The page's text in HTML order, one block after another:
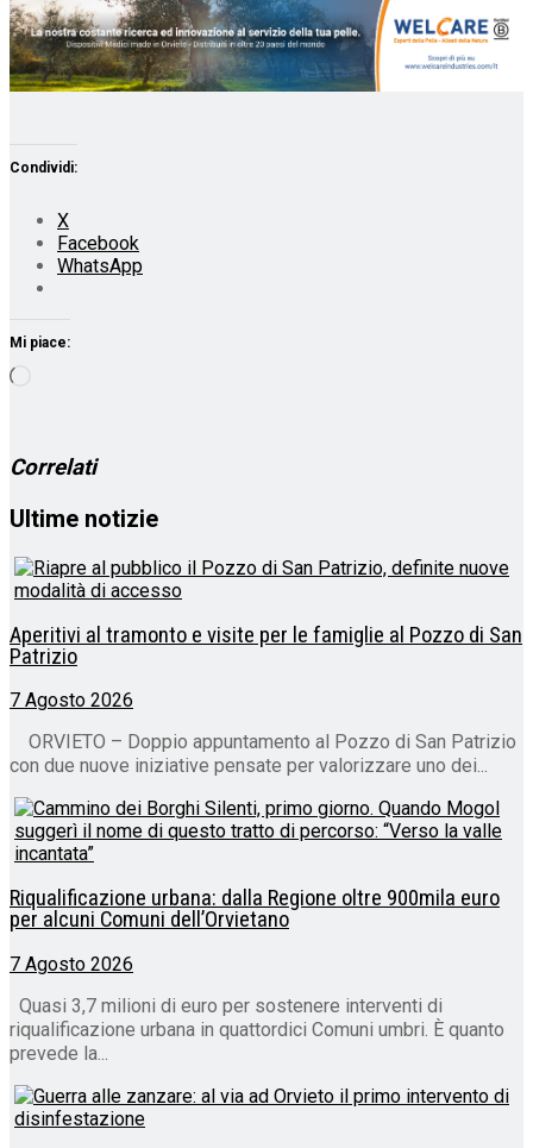
Condividi:
X
Facebook
WhatsApp
Mi piace:
Correlati
Ultime notizie
Aperitivi al tramonto e visite per le famiglie al Pozzo di San
Patrizio
7 Agosto 2026
ORVIETO – Doppio appuntamento al Pozzo di San Patrizio
con due nuove iniziative pensate per valorizzare uno dei...
Riqualificazione urbana: dalla Regione oltre 900mila euro
per alcuni Comuni dell’Orvietano
7 Agosto 2026
Quasi 3,7 milioni di euro per sostenere interventi di
riqualificazione urbana in quattordici Comuni umbri. È quanto
prevede la...